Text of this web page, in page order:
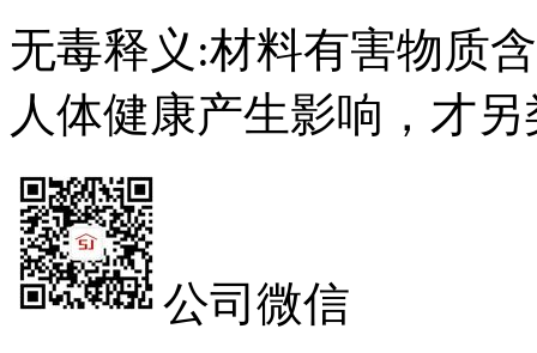
无毒释义:材料有害物质
人体健康产生影响，才
公司微信